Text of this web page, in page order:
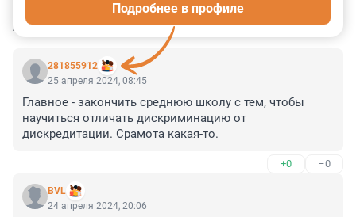
КОММЕНТАРИИ 13
281855912
Подробнее в профиле
25 апреля 2024, 08:45
Главное - закончить среднюю школу с тем, чтобы
научиться отличать дискриминацию от
дискредитации. Срамота какая-то.
+0 –0
BVL
24 апреля 2024, 20:06